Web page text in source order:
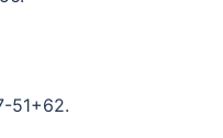
51+62.